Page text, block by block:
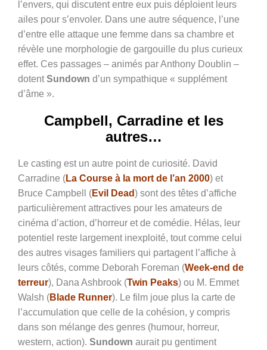
l’envers, qui discutent entre eux puis déploient leurs
ailes pour s’envoler. Dans une autre séquence, l’une
d’entre elle attaque une femme dans sa chambre et
révèle une morphologie de gargouille du plus curieux
effet. Ces passages – animés par Anthony Doublin –
dotentSundown d’un sympathique « supplément
d’âme ».
Campbell, Carradine et les
autres…
Le casting est un autre point de curiosité. David
Carradine (La Course à la mort de l’an 2000) et
Bruce Campbell (Evil Dead) sont des têtes d’affiche
particulièrement attractives pour les amateurs de
cinéma d’action, d’horreur et de comédie. Hélas, leur
potentiel reste largement inexploité, tout comme celui
des autres visages familiers qui partagent l’affiche à
leurs côtés, comme Deborah Foreman (Week-end de
terreur), Dana Ashbrook (Twin Peaks) ou M. Emmet
Walsh (Blade Runner). Le film joue plus la carte de
l’accumulation que celle de la cohésion, y compris
dans son mélange des genres (humour, horreur,
western, action). Sundown aurait pu gentiment